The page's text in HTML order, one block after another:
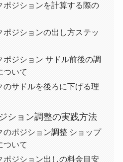
ポジションを計算する際の
ポジションの出し方ステッ
ポジション サドル前後の調
ついて
のサドルを後ろに下げる理
ション調整の実践方法
のポジション調整 ショップ
ついて
ポジション出しの料金目安